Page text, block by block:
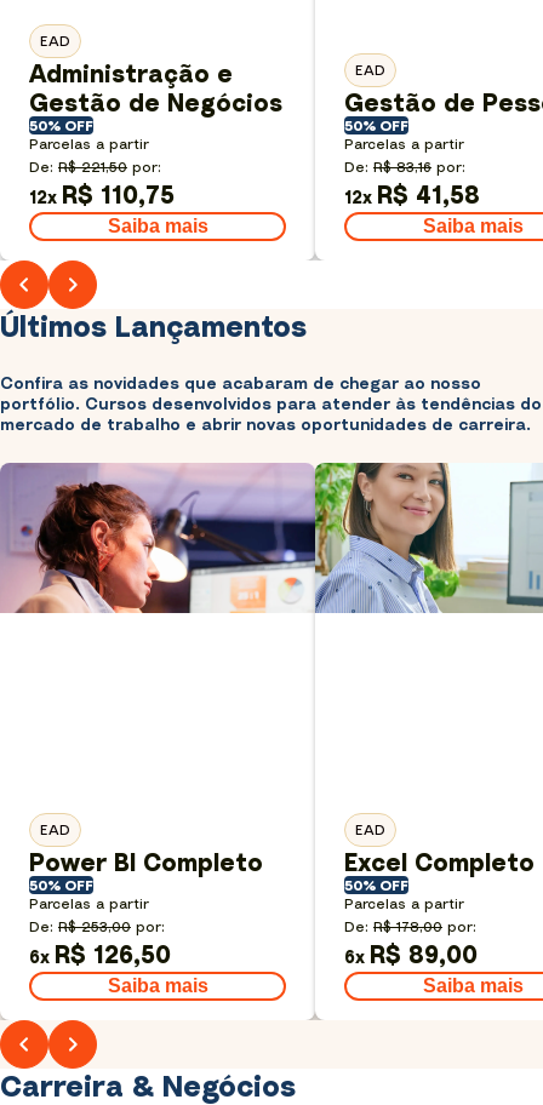
EAD
Administração e
Gestão de Negócios
50% OFF
Parcelas a partir
De: R$ 221,50 por:
12x R$ 110,75
Saiba mais
EAD
Gestão de
50% OFF
Parcelas a partir
De: R$ 83,16 por:
12x R$ 41,58
Saiba mais
Últimos Lançamentos
Confira as novidades que acabaram de chegar ao nosso
portfólio. Cursos desenvolvidos para atender às tendências do
mercado de trabalho e abrir novas oportunidades de carreira.
EAD
Power BI Completo
50% OFF
Parcelas a partir
De: R$ 253,00 por:
6x R$ 126,50
Saiba mais
EAD
Excel Completo
50% OFF
Parcelas a partir
De: R$ 178,00 por:
6x R$ 89,00
Saiba mais
Carreira & Negócios